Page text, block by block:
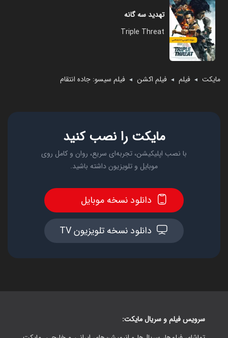
مایکت ◄ فیلم ◄ فیلم اکشن ◄ فیلم سیسو: جاده انتقام
تهدید سه گانه
Triple Threat
مایکت را نصب کنید
با نصب اپلیکیشن، تجربه‌ای سریع، روان و کامل روی
موبایل و تلویزیون داشته باشید.
دانلود نسخه موبایل
دانلود نسخه تلویزیون TV
سرویس فیلم و سریال مایکت: